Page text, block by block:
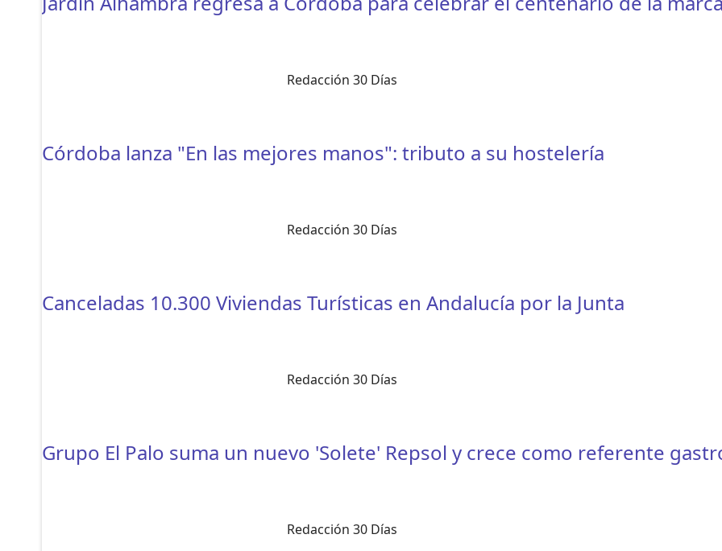
Redacción 30 Días
Córdoba lanza "En las mejores manos": tributo a su hostelería
Redacción 30 Días
Canceladas 10.300 Viviendas Turísticas en Andalucía por la Junta
Redacción 30 Días
Grupo El Palo suma un nuevo 'Solete' Repsol y crece como referente
Redacción 30 Días